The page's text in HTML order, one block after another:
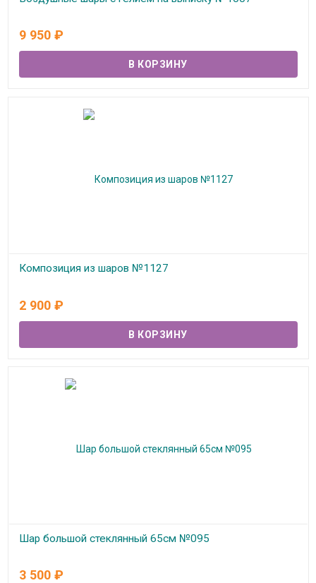
9 950 ₽
Композиция из шаров №1127
2 900 ₽
Шар большой стеклянный 65см №095
3 500 ₽